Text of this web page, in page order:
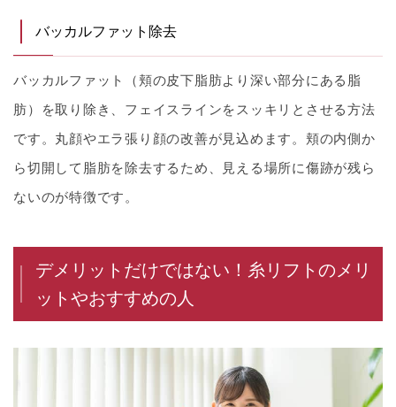
バッカルファット除去
バッカルファット（頬の皮下脂肪より深い部分にある脂
肪）を取り除き、フェイスラインをスッキリとさせる方法
です。丸顔やエラ張り顔の改善が見込めます。頬の内側か
ら切開して脂肪を除去するため、見える場所に傷跡が残ら
ないのが特徴です。
デメリットだけではない！糸リフトのメリ
ットやおすすめの人